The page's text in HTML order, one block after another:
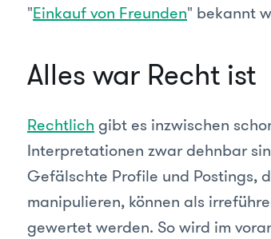
"Einkauf von Freunden" bekannt
Alles war Recht ist
Rechtlich gibt es inzwischen
Interpretationen zwar dehnbar
Gefälschte Profile und Postings,
manipulieren, können als
gewertet werden. So wird im